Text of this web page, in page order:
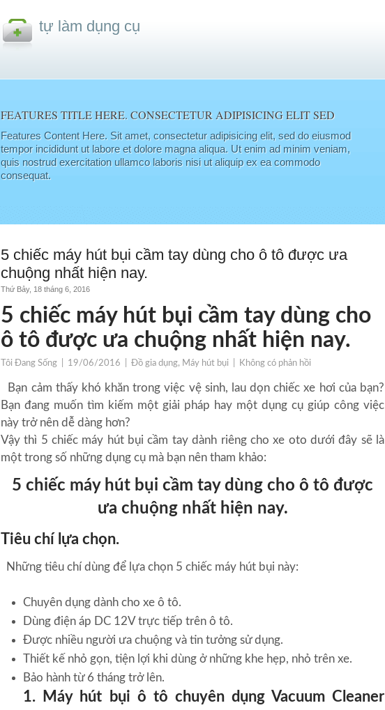
tự làm dụng cụ
FEATURES TITLE HERE. CONSECTETUR ADIPISICING ELIT SED
Features Content Here. Sit amet, consectetur adipisicing elit, sed do eiusmod
tempor incididunt ut labore et dolore magna aliqua. Ut enim ad minim veniam,
quis nostrud exercitation ullamco laboris nisi ut aliquip ex ea commodo
consequat.
5 chiếc máy hút bụi cầm tay dùng cho ô tô được ưa
chuộng nhất hiện nay.
Thứ Bảy, 18 tháng 6, 2016
5 chiếc máy hút bụi cầm tay dùng cho
ô tô được ưa chuộng nhất hiện nay.
Tôi Đang Sống 19/06/2016 Đồ gia dụng, Máy hút bụi Không có phản hồi
Bạn cảm thấy khó khăn trong việc vệ sinh, lau dọn chiếc xe hơi của bạn?
Bạn đang muốn tìm kiếm một giải pháp hay một dụng cụ giúp công việc
này trở nên dễ dàng hơn?
Vậy thì 5 chiếc máy hút bụi cầm tay dành riêng cho xe oto dưới đây sẽ là
một trong số những dụng cụ mà bạn nên tham khảo:
5 chiếc máy hút bụi cầm tay dùng cho ô tô được
ưa chuộng nhất hiện nay.
Tiêu chí lựa chọn.
Những tiêu chí dùng để lựa chọn 5 chiếc máy hút bụi này:
Chuyên dụng dành cho xe ô tô.
Dùng điện áp DC 12V trực tiếp trên ô tô.
Được nhiều người ưa chuộng và tin tưởng sử dụng.
Thiết kế nhỏ gọn, tiện lợi khi dùng ở những khe hẹp, nhỏ trên xe.
Bảo hành từ 6 tháng trở lên.
1. Máy hút bụi ô tô chuyên dụng Vacuum Cleaner